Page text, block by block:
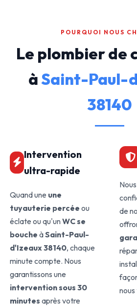
POURQUOI NOUS
Le plombier de
àSaint-Paul-
38140
Intervention
ultra-rapide
Quand une une
tuyauterie percée ou
éclate ou qu'unWC se
bouche àSaint-Paul-
d'Izeaux 38140, chaque
minute compte. Nous
garantissons une
intervention sous 30
minutes après votre
de